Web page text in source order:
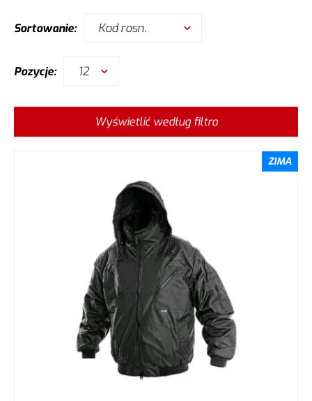
Sortowanie: Kod rosn.
Pozycje: 12
Wyświetlić według filtra
ZIMA